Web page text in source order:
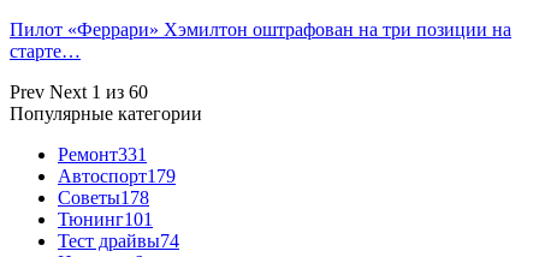
Пилот «Феррари» Хэмилтон оштрафован на три позиции на
старте…
Prev Next 1 из 60
Популярные категории
Ремонт331
Автоспорт179
Советы178
Тюнинг101
Тест драйвы74